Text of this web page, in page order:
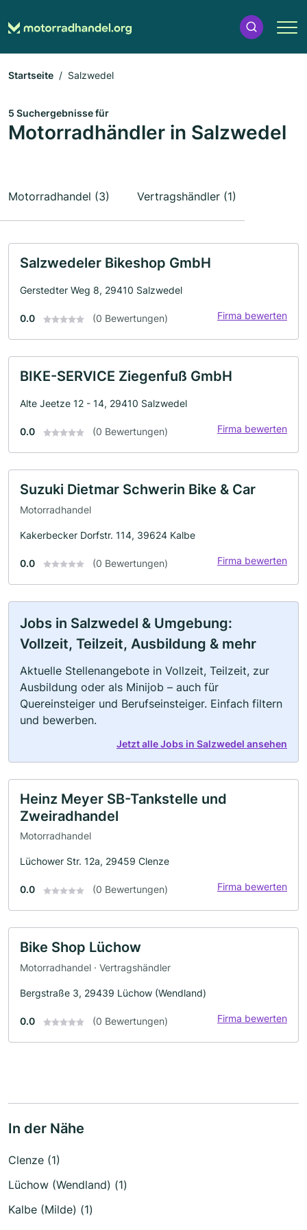
Startseite Salzwedel
5 Suchergebnisse für
Motorradhändler in Salzwedel
Motorradhandel (3) Vertragshändler (1)
Salzwedeler Bikeshop GmbH
Gerstedter Weg 8, 29410 Salzwedel
0.0 (0 Bewertungen) Firma bewerten
BIKE-SERVICE Ziegenfuß GmbH
Alte Jeetze 12 - 14, 29410 Salzwedel
0.0 (0 Bewertungen) Firma bewerten
Suzuki Dietmar Schwerin Bike & Car
Motorradhandel
Kakerbecker Dorfstr. 114, 39624 Kalbe
0.0 (0 Bewertungen) Firma bewerten
Jobs in Salzwedel & Umgebung:
Vollzeit, Teilzeit, Ausbildung & mehr
Aktuelle Stellenangebote in Vollzeit, Teilzeit, zur
Ausbildung oder als Minijob – auch für
Quereinsteiger und Berufseinsteiger. Einfach filtern
und bewerben.
Jetzt alle Jobs in Salzwedel ansehen
Heinz Meyer SB-Tankstelle und
Zweiradhandel
Motorradhandel
Lüchower Str. 12a, 29459 Clenze
0.0 (0 Bewertungen) Firma bewerten
Bike Shop Lüchow
Motorradhandel · Vertragshändler
Bergstraße 3, 29439 Lüchow (Wendland)
0.0 (0 Bewertungen) Firma bewerten
In der Nähe
Clenze (1)
Lüchow (Wendland) (1)
Kalbe (Milde) (1)